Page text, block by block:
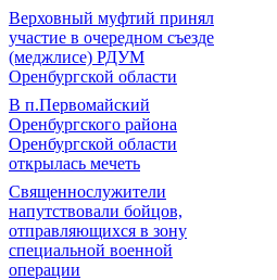
Верховный муфтий принял
участие в очередном съезде
(меджлисе) РДУМ
Оренбургской области
В п.Первомайский
Оренбургского района
Оренбургской области
открылась мечеть
Священнослужители
напутствовали бойцов,
отправляющихся в зону
специальной военной
операции